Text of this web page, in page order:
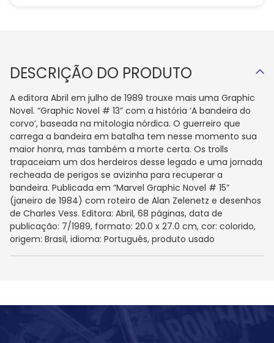
DESCRIÇÃO DO PRODUTO
A editora Abril em julho de 1989 trouxe mais uma Graphic
Novel. “Graphic Novel # 13” com a história ‘A bandeira do
corvo’, baseada na mitologia nórdica. O guerreiro que
carrega a bandeira em batalha tem nesse momento sua
maior honra, mas também a morte certa. Os trolls
trapaceiam um dos herdeiros desse legado e uma jornada
recheada de perigos se avizinha para recuperar a
bandeira. Publicada em “Marvel Graphic Novel # 15”
(janeiro de 1984) com roteiro de Alan Zelenetz e desenhos
de Charles Vess. Editora: Abril, 68 páginas, data de
publicação: 7/1989, formato: 20.0 x 27.0 cm, cor: colorido,
origem: Brasil, idioma: Português, produto usado